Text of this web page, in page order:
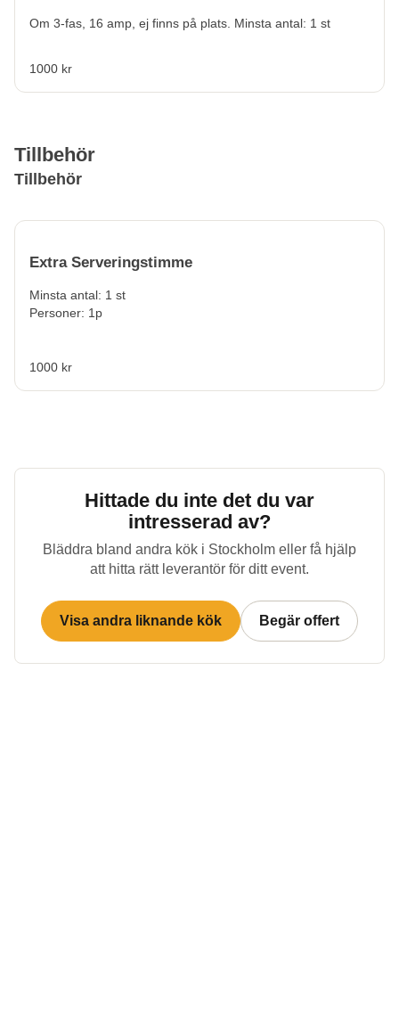
Om 3-fas, 16 amp, ej finns på plats. Minsta antal: 1 st
1000 kr
Tillbehör
Tillbehör
Extra Serveringstimme
Minsta antal: 1 st
Personer: 1p
1000 kr
Hittade du inte det du var
intresserad av?
Bläddra bland andra kök i Stockholm eller få hjälp
att hitta rätt leverantör för ditt event.
Visa andra liknande kök Begär offert